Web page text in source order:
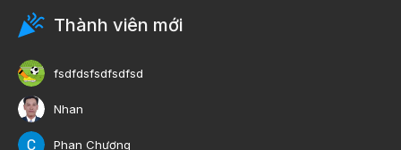
Thành viên mới
fsdfdsfsdfsdfsd
Nhan
Phan Chương